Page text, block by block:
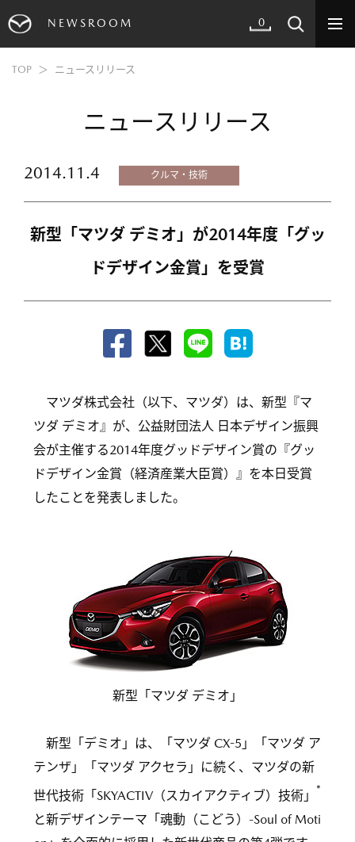
NEWSROOM 0
TOP ニュースリリース
ニュースリリース
2014.11.4 クルマ・技術
新型「マツダ デミオ」が2014年度「グッ
ドデザイン金賞」を受賞
マツダ株式会社（以下、マツダ）は、新型『マ
ツダ デミオ』が、公益財団法人 日本デザイン振興
会が主催する2014年度グッドデザイン賞の『グッ
ドデザイン金賞（経済産業大臣賞）』を本日受賞
したことを発表しました。
新型「マツダ デミオ」
新型「デミオ」は、「マツダ CX-5」「マツダ ア
テンザ」「マツダ アクセラ」に続く、マツダの新
世代技術「SKYACTIV（スカイアクティブ）技術」 *
と新デザインテーマ「魂動（こどう）-Soul of Moti